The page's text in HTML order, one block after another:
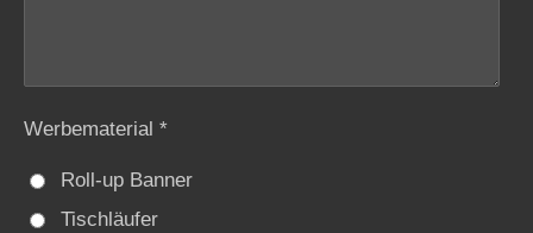
Werbematerial *
Roll-up Banner
Tischläufer